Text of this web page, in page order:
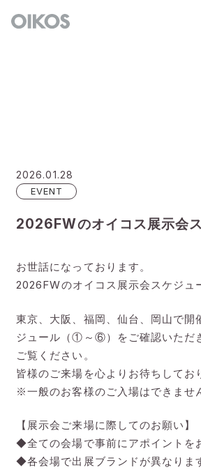
2026.01.28
EVENT
2026FWのオイコス展示会
お世話になっております。
2026FWのオイコス展示会スケジュ
東京、大阪、福岡、仙台、岡山で開
ジュール（①～⑥）をご確認いただ
ご覧ください。
皆様のご来場を心よりお待ちしてお
※一般のお客様のご入場はできませ
【展示会ご来場に際してのお願い】
◆全ての会場で事前にアポイントを
◆各会場で出展ブランドが異なりま